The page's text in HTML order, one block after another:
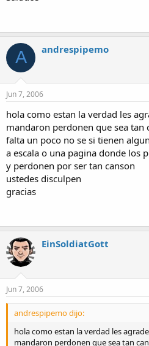
A andrespipemo
Jun 7, 2006
hola como estan la verdad les
mandaron perdonen que sea tan
falta un poco no se si tienen
a escala o una pagina donde los
y perdonen por ser tan canson
ustedes disculpen
gracias
EinSoldiatGott
Jun 7, 2006
andrespipemo dijo:
hola como estan la verdad les
mandaron perdonen que sea tan